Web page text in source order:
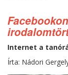
Internet a
Írta: Nádori